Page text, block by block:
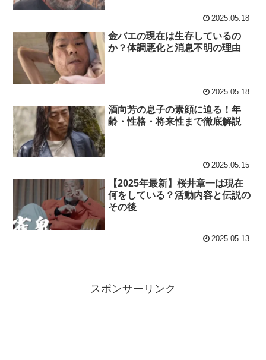
2025.05.18
金バエの現在は生存しているの
か？体調悪化と消息不明の理由
2025.05.18
酒向芳の息子の素顔に迫る！年
齢・性格・将来性まで徹底解説
2025.05.15
【2025年最新】桜井章一は現在
何をしている？活動内容と伝説の
その後
2025.05.13
スポンサーリンク